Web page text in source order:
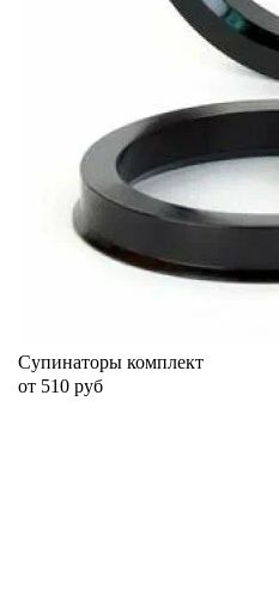
Супинаторы комплект
от 510 руб